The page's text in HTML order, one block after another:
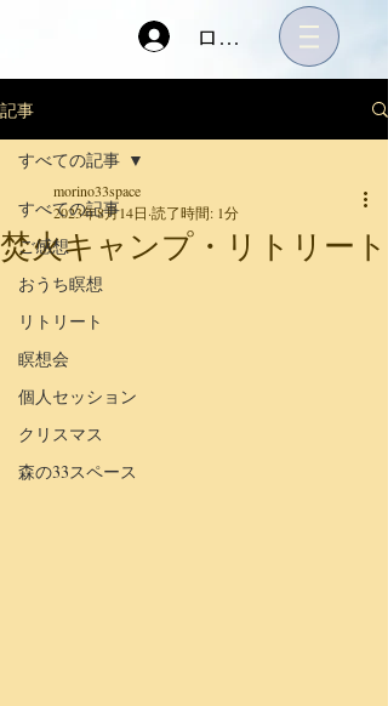
ログイン
記事
すべての記事
ご感想
おうち瞑想
リトリート
瞑想会
個人セッション
クリスマス
森の33スペース
すべての記事
焚火キャンプ・リトリート
morino33space
2023年8月14日 読了時間: 1分